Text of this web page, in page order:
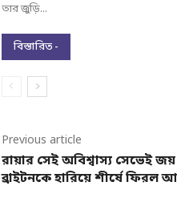
তার জুড়ি...
বিস্তারিত -
Previous article
রায়ার সেই অবিশ্বাস্য সেভেই জয়
ব্রাইটনকে হারিয়ে শীর্ষে ফিরল